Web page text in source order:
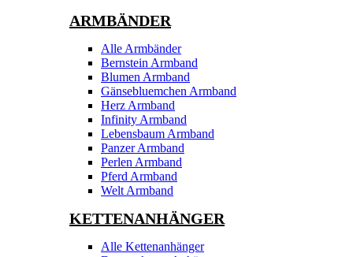
ARMBÄNDER
Alle Armbänder
Bernstein Armband
Blumen Armband
Gänsebluemchen Armband
Herz Armband
Infinity Armband
Lebensbaum Armband
Panzer Armband
Perlen Armband
Pferd Armband
Welt Armband
KETTENANHÄNGER
Alle Kettenanhänger